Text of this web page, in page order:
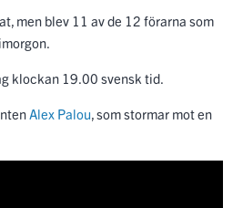
men blev 11 av de 12 förarna som
klockan 19.00 svensk tid.
Alex Palou, som stormar mot en